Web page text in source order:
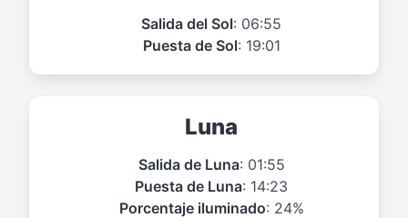
Salida del Sol: 06:55
Puesta de Sol: 19:01
Luna
Salida de Luna: 01:55
Puesta de Luna: 14:23
Porcentaje iluminado: 24%